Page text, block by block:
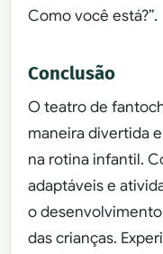
Como você está?”.
Conclusão
O teatro de
maneira divertida
na rotina infantil.
adaptáveis e
o
das crianças.